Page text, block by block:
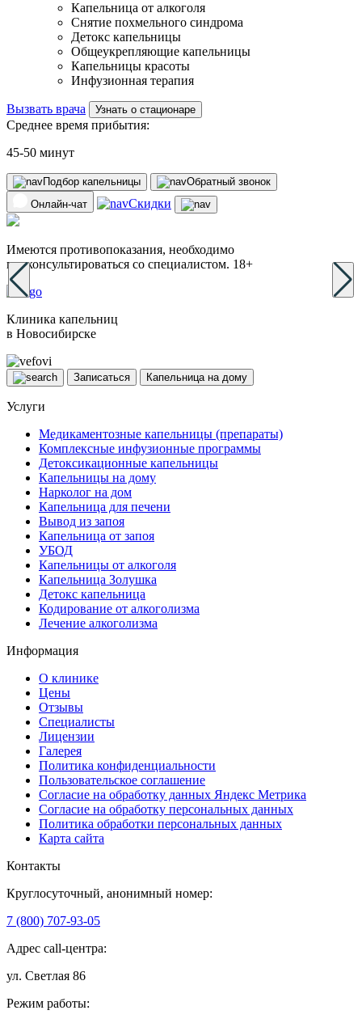
Капельница от алкоголя
Снятие похмельного синдрома
Детокс капельницы
Общеукрепляющие капельницы
Капельницы красоты
Инфузионная терапия
Вызвать врача Узнать о стационаре
Среднее время прибытия:
45-50 минут
Подбор капельницы
Обратный звонок
Онлайн-чат
Скидки
Имеются противопоказания, необходимо
проконсультироваться со специалистом. 18+
Клиника капельниц
в Новосибирске
Записаться Капельница на дому
Услуги
Медикаментозные капельницы (препараты)
Комплексные инфузионные программы
Детоксикационные капельницы
Капельницы на дому
Нарколог на дом
Капельница для печени
Вывод из запоя
Капельница от запоя
УБОД
Капельницы от алкоголя
Капельница Золушка
Детокс капельница
Кодирование от алкоголизма
Лечение алкоголизма
Информация
О клинике
Цены
Отзывы
Специалисты
Лицензии
Галерея
Политика конфиденциальности
Пользовательское соглашение
Согласие на обработку данных Яндекс Метрика
Согласие на обработку персональных данных
Политика обработки персональных данных
Карта сайта
Контакты
Круглосуточный, анонимный номер:
7 (800) 707-93-05
Адрес call-центра:
ул. Светлая 86
Режим работы: